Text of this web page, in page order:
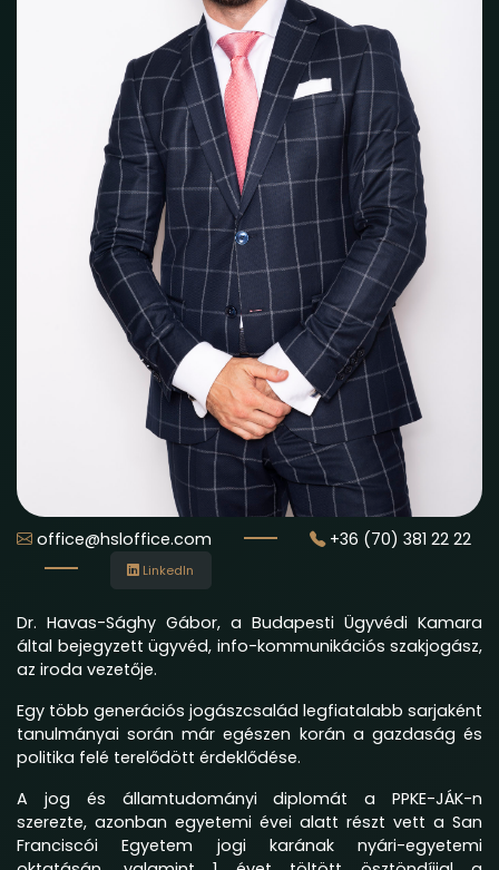
office@hsloffice.com +36 (70) 381 22 22
LinkedIn
Dr. Havas-Sághy Gábor, a Budapesti Ügyvédi Kamara
által bejegyzett ügyvéd, info-kommunikációs szakjogász,
az iroda vezetője.
Egy több generációs jogászcsalád legfiatalabb sarjaként
tanulmányai során már egészen korán a gazdaság és
politika felé terelődött érdeklődése.
A jog és államtudományi diplomát a PPKE-JÁK-n
szerezte, azonban egyetemi évei alatt részt vett a San
Franciscói Egyetem jogi karának nyári-egyetemi